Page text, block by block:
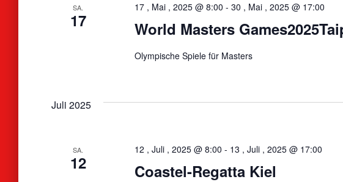
SA.
17 World Masters
17 , Mai , 2025 @ 8:00 - 30 , Mai , 2025 @ 17:00
Olympische Spiele für Masters
Juli 2025
SA.
12 Coastel-Regatta Kiel
12 , Juli , 2025 @ 8:00 - 13 , Juli , 2025 @ 17:00